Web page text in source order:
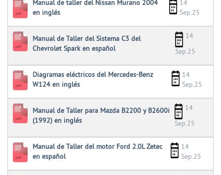
Manual de taller del Nissan Murano 2004
en inglés
14
Sep.25
Manual de Taller del Sistema C3 del
Chevrolet Spark en español
14
Sep.25
Diagramas eléctricos del Mercedes-Benz
W124 en inglés
14
Sep.25
Manual de Taller para Mazda B2200 y B2600i
(1992) en inglés
14
Sep.25
Manual de Taller del motor Ford 2.0L Zetec
en español
14
Sep.25